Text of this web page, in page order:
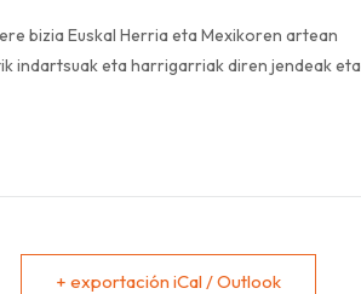
bizia Euskal Herria eta Mexikoren artean
indartsuak eta harrigarriak diren jendeak eta
+ exportación iCal / Outlook